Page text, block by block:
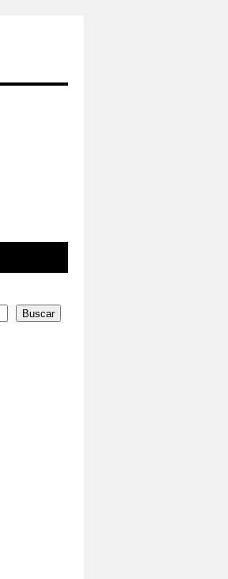
Buscar